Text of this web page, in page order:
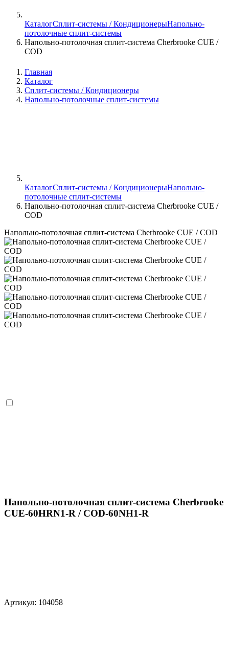
КаталогСплит-системы / КондиционерыНапольно-
потолочные сплит-системы
Напольно-потолочная сплит-система Cherbrooke CUE /
COD
Главная
Каталог
Сплит-системы / Кондиционеры
Напольно-потолочные сплит-системы
КаталогСплит-системы / КондиционерыНапольно-
потолочные сплит-системы
Напольно-потолочная сплит-система Cherbrooke CUE /
COD
Напольно-потолочная сплит-система Cherbrooke CUE / COD
Напольно-потолочная сплит-система Cherbrooke
CUE-60HRN1-R / COD-60NH1-R
Артикул: 104058